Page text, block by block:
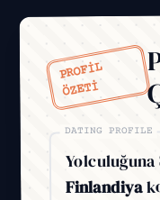
PROFİL
ÖZETİ
DATING PROFILE
Yolculuğuna
Finlandiya